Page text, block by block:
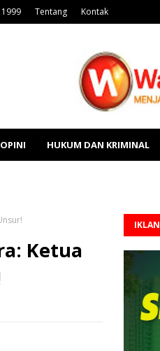
Tentang Kontak
OPINI HUKUM DAN KRIMINAL
Ketua
IKLAN